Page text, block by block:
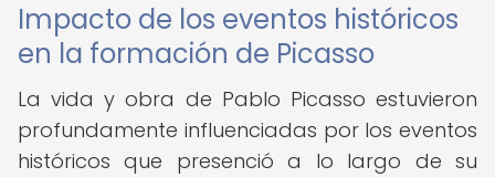
Impacto de los eventos históricos
en la formación de Picasso
La vida y obra de Pablo Picasso estuvieron
profundamente influenciadas por los eventos
históricos que presenció a lo largo de su